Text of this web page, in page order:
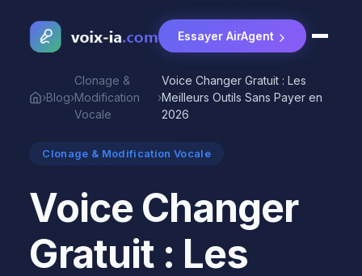
Essayer AirAgent
Accueil
›Blog›
Clonage &
Modification
Vocale
›
Voice Changer Gratuit : Les
Meilleurs Outils Sans Payer en
2026
Clonage & Modification Vocale
Voice Changer
Gratuit : Les